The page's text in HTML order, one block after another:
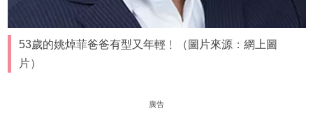
53歲的姚焯菲爸爸有型又年輕﹗（圖片來源：網上圖
片）
廣告